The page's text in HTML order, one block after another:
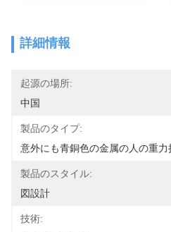
詳細情報
起源の場所:
中国
製品のタイプ:
意外にも青銅色の金属の人の重
製品のスタイル:
図設計
技術: